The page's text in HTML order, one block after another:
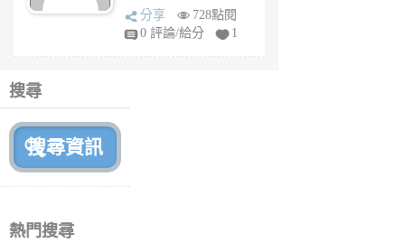
sq
fy
分享
728點閱
0 評論/給分
1
搜尋
熱門搜尋